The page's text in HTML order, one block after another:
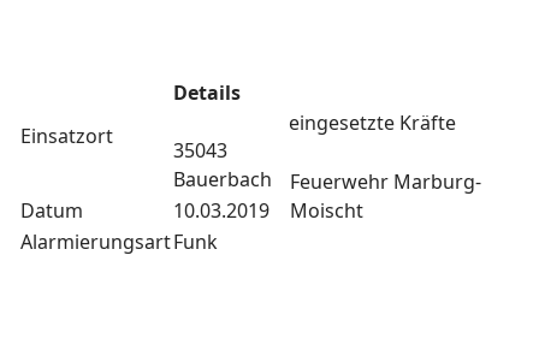
Einsatzort
Details
35043
Bauerbach
Datum
10.03.2019
AlarmierungsartFunk
eingesetzte Kräfte
Feuerwehr Marburg-
Moischt